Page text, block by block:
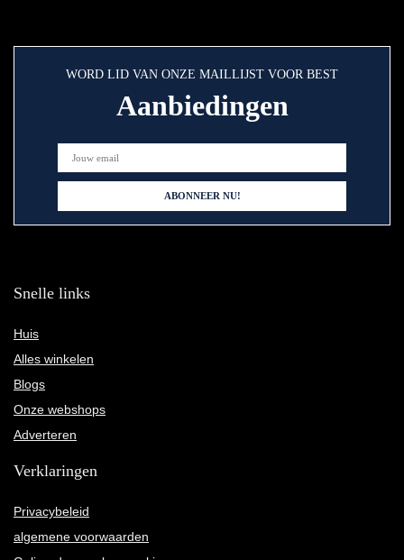
WORD LID VAN ONZE MAILLIJST VOOR BEST
Aanbiedingen
Snelle links
Huis
Alles winkelen
Blogs
Onze webshops
Adverteren
Verklaringen
Privacybeleid
algemene voorwaarden